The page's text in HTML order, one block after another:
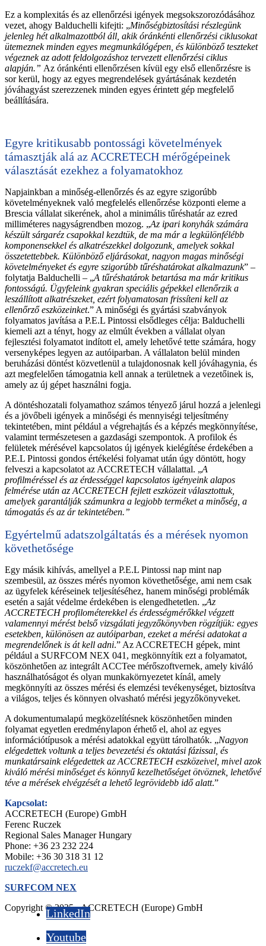
Ez a komplexitás és az ellenőrzési igények megsokszorozódásához
vezet, ahogy Balduchelli kifejti: „Minőségbiztosítási részlegünk
jelenleg hét alkalmazottból áll, akik óránkénti ellenőrzési ciklusokat
ütemeznek minden egyes megmunkálógépen, és különböző teszteket
végeznek az adott feldolgozáshoz tervezett ellenőrzési ciklus
alapján.” Az óránkénti ellenőrzésen kívül egy első ellenőrzésre is
sor kerül, hogy az egyes megrendelések gyártásának kezdetén
jóváhagyást szerezzenek minden egyes érintett gép megfelelő
beállítására.
Egyre kritikusabb pontossági követelmények
támasztják alá az ACCRETECH mérőgépeinek
választását ezekhez a folyamatokhoz
Napjainkban a minőség-ellenőrzés és az egyre szigorúbb
követelményeknek való megfelelés ellenőrzése központi eleme a
Brescia vállalat sikerének, ahol a minimális tűréshatár az ezred
milliméteres nagyságrendben mozog. „Az ipari konyhák számára
készült sárgaréz csapokkal kezdtük, de ma már a legkülönfélébb
komponensekkel és alkatrészekkel dolgozunk, amelyek sokkal
összetettebbek. Különböző eljárásokat, nagyon magas minőségi
követelményeket és egyre szigorúbb tűréshatárokat alkalmazunk” –
folytatja Balduchelli – „A tűréshatárok betartása ma már kritikus
fontosságú. Ügyfeleink gyakran speciális gépekkel ellenőrzik a
leszállított alkatrészeket, ezért folyamatosan frissíteni kell az
ellenőrző eszközeinket.” A minőségi és gyártási szabványok
folyamatos javítása a P.E.L Pintossi elsődleges célja: Balduchelli
kiemeli azt a tényt, hogy az elmúlt években a vállalat olyan
fejlesztési folyamatot indított el, amely lehetővé tette számára, hogy
versenyképes legyen az autóiparban. A vállalaton belül minden
beruházási döntést közvetlenül a tulajdonosnak kell jóváhagynia, és
azt megfelelően támogatnia kell annak a területnek a vezetőinek is,
amely az új gépet használni fogja.
A döntéshozatali folyamathoz számos tényező járul hozzá a jelenlegi
és a jövőbeli igények a minőségi és mennyiségi teljesítmény
tekintetében, mint például a végrehajtás és a képzés megkönnyítése,
valamint természetesen a gazdasági szempontok. A profilok és
felületek mérésével kapcsolatos új igények kielégítése érdekében a
P.E.L Pintossi gondos értékelési folyamat után úgy döntött, hogy
felveszi a kapcsolatot az ACCRETECH vállalattal. „A
profilméréssel és az érdességgel kapcsolatos igényeink alapos
felmérése után az ACCRETECH fejlett eszközeit választottuk,
amelyek garantálják számunkra a legjobb terméket a minőség, a
támogatás és az ár tekintetében.”
Egyértelmű adatszolgáltatás és a mérések nyomon
követhetősége
Egy másik kihívás, amellyel a P.E.L Pintossi nap mint nap
szembesül, az összes mérés nyomon követhetősége, ami nem csak
az ügyfelek kéréseinek teljesítéséhez, hanem minőségi problémák
esetén a saját védelme érdekében is elengedhetetlen. „Az
ACCRETECH profilométerekkel és érdességmérőkkel végzett
valamennyi mérést belső vizsgálati jegyzőkönyvben rögzítjük: egyes
esetekben, különösen az autóiparban, ezeket a mérési adatokat a
megrendelőnek is át kell adni.” Az ACCRETECH gépek, mint
például a SURFCOM NEX 041, megkönnyítik ezt a folyamatot,
köszönhetően az integrált ACCTee mérőszoftvernek, amely kiváló
használhatóságot és olyan munkakörnyezetet kínál, amely
megkönnyíti az összes mérési és elemzési tevékenységet, biztosítva
a világos, teljes és könnyen olvasható mérési jegyzőkönyveket.
A dokumentumalapú megközelítésnek köszönhetően minden
folyamat egyetlen eredménylapon érhető el, ahol az egyes
információtípusok a mérési adatokkal együtt tárolhatók. „Nagyon
elégedettek voltunk a teljes bevezetési és oktatási fázissal, és
munkatársaink elégedettek az ACCRETECH eszközeivel, mivel azok
kiváló mérési minőséget és könnyű kezelhetőséget ötvöznek, lehetővé
téve a mérések elvégzését a lehető legrövidebb idő alatt.”
Kapcsolat:
ACCRETECH (Europe) GmbH
Ferenc Ruczek
Regional Sales Manager Hungary
Phone: +36 23 232 224
Mobile: +36 30 318 31 12
ruczekf@accretech.eu
SURFCOM NEX
Copyright © 2025 - ACCRETECH (Europe) GmbH
LinkedIn
Youtube